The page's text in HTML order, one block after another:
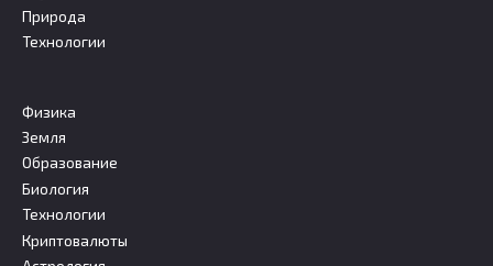
Природа
Технологии
Физика
Земля
Образование
Биология
Технологии
Криптовалюты